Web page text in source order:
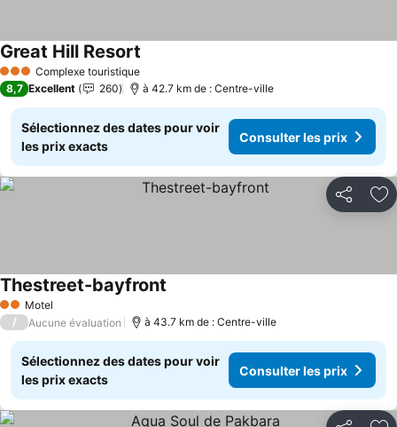
3 ÉtoilesComplexe touristique
Great Hill Resort
8,7 Excellent 260 à 42.7 km de : Centre-ville
Sélectionnez des dates pour voir
les prix exacts
Consulter les prix
Partager
2 ÉtoilesMotel
Thestreet-bayfront
/ Aucune évaluation à 43.7 km de : Centre-ville
Sélectionnez des dates pour voir
les prix exacts
Consulter les prix